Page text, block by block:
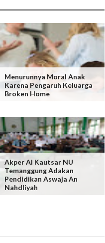
Menurunnya Moral Anak
Karena Pengaruh Keluarga
Broken Home
Akper Al Kautsar NU
Temanggung Adakan
Pendidikan Aswaja An
Nahdliyah